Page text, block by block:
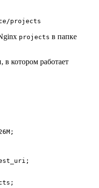
projects
projects в папке
в котором работает